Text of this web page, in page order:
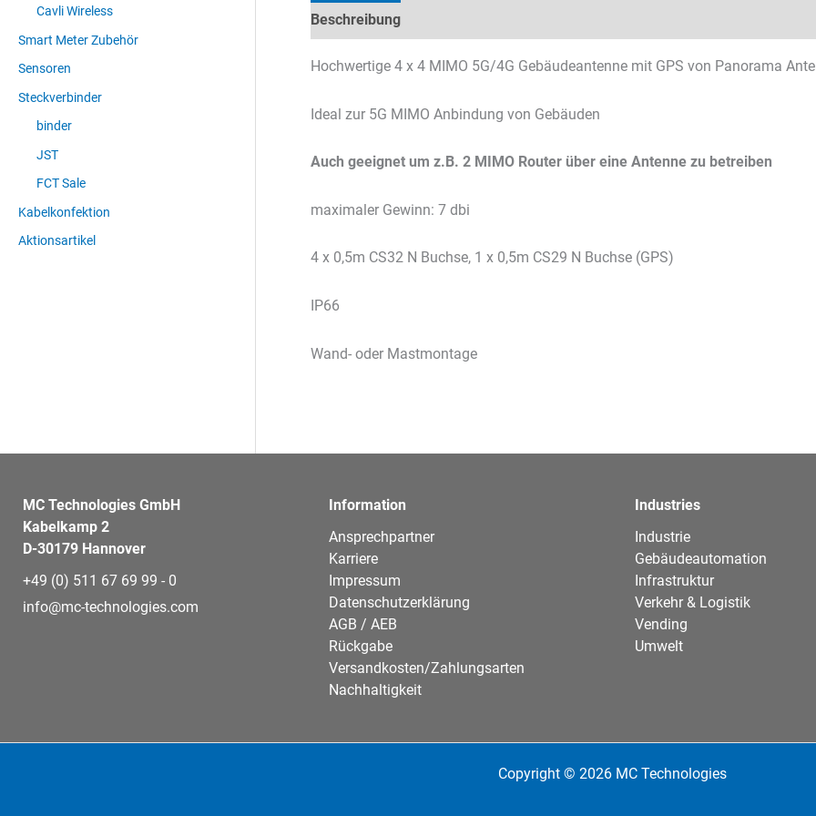
Cavli Wireless
Smart Meter Zubehör
Sensoren
Steckverbinder
binder
JST
FCT Sale
Kabelkonfektion
Aktionsartikel
Beschreibung
Hochwertige 4 x 4 MIMO 5G/4G Gebäudeantenne mit GPS von Panorama
Ideal zur 5G MIMO Anbindung von Gebäuden
Auch geeignet um z.B. 2 MIMO Router über eine Antenne zu betreiben
maximaler Gewinn: 7 dbi
4 x 0,5m CS32 N Buchse, 1 x 0,5m CS29 N Buchse (GPS)
IP66
Wand- oder Mastmontage
MC Technologies GmbH
Kabelkamp 2
D-30179 Hannover
+49 (0) 511 67 69 99 - 0
info@mc-technologies.com
Information
Ansprechpartner
Karriere
Impressum
Datenschutzerklärung
AGB / AEB
Rückgabe
Versandkosten/Zahlungsarten
Nachhaltigkeit
Industries
Industrie
Gebäudeautomation
Infrastruktur
Verkehr & Logistik
Vending
Umwelt
Copyright © 2026 MC Technologies